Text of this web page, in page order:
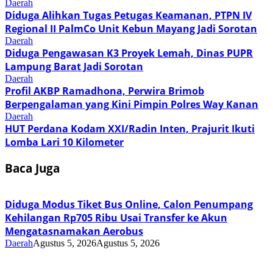
Daerah
Diduga Alihkan Tugas Petugas Keamanan, PTPN IV
Regional II PalmCo Unit Kebun Mayang Jadi Sorotan
Daerah
Diduga Pengawasan K3 Proyek Lemah, Dinas PUPR
Lampung Barat Jadi Sorotan
Daerah
Profil AKBP Ramadhona, Perwira Brimob
Berpengalaman yang Kini Pimpin Polres Way Kanan
Daerah
HUT Perdana Kodam XXI/Radin Inten, Prajurit Ikuti
Lomba Lari 10 Kilometer
Baca Juga
Diduga Modus Tiket Bus Online, Calon Penumpang
Kehilangan Rp705 Ribu Usai Transfer ke Akun
Mengatasnamakan Aerobus
DaerahAgustus 5, 2026Agustus 5, 2026